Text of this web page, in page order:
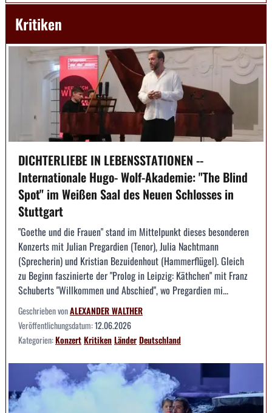
Kritiken
DICHTERLIEBE IN LEBENSSTATIONEN --
Internationale Hugo- Wolf-Akademie: "The Blind
Spot" im Weißen Saal des Neuen Schlosses in
Stuttgart
"Goethe und die Frauen" stand im Mittelpunkt dieses besonderen
Konzerts mit Julian Pregardien (Tenor), Julia Nachtmann
(Sprecherin) und Kristian Bezuidenhout (Hammerflügel). Gleich
zu Beginn faszinierte der "Prolog in Leipzig: Käthchen" mit Franz
Schuberts "Willkommen und Abschied", wo Pregardien mi...
Geschrieben vonALEXANDER WALTHER
Veröffentlichungsdatum:12.06.2026
Kategorien:KonzertKritikenLänderDeutschland